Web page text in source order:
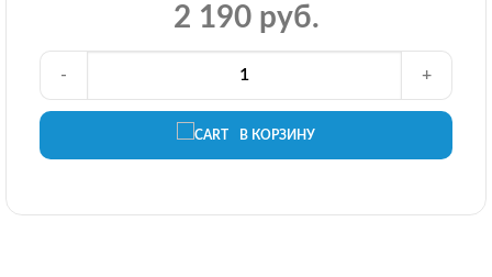
2 190 руб.
В КОРЗИНУ
- +